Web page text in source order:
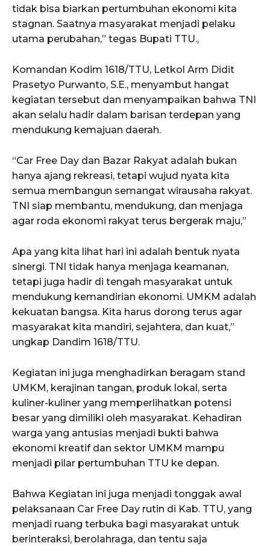
tidak bisa biarkan pertumbuhan ekonomi kita
stagnan. Saatnya masyarakat menjadi pelaku
utama perubahan,” tegas Bupati TTU.,
Komandan Kodim 1618/TTU, Letkol Arm Didit
Prasetyo Purwanto, S.E., menyambut hangat
kegiatan tersebut dan menyampaikan bahwa TNI
akan selalu hadir dalam barisan terdepan yang
mendukung kemajuan daerah.
“Car Free Day dan Bazar Rakyat adalah bukan
hanya ajang rekreasi, tetapi wujud nyata kita
semua membangun semangat wirausaha rakyat.
TNI siap membantu, mendukung, dan menjaga
agar roda ekonomi rakyat terus bergerak maju,”
Apa yang kita lihat hari ini adalah bentuk nyata
sinergi. TNI tidak hanya menjaga keamanan,
tetapi juga hadir di tengah masyarakat untuk
mendukung kemandirian ekonomi. UMKM adalah
kekuatan bangsa. Kita harus dorong terus agar
masyarakat kita mandiri, sejahtera, dan kuat,”
ungkap Dandim 1618/TTU.
Kegiatan ini juga menghadirkan beragam stand
UMKM, kerajinan tangan, produk lokal, serta
kuliner-kuliner yang memperlihatkan potensi
besar yang dimiliki oleh masyarakat. Kehadiran
warga yang antusias menjadi bukti bahwa
ekonomi kreatif dan sektor UMKM mampu
menjadi pilar pertumbuhan TTU ke depan.
Bahwa Kegiatan ini juga menjadi tonggak awal
pelaksanaan Car Free Day rutin di Kab. TTU, yang
menjadi ruang terbuka bagi masyarakat untuk
berinteraksi, berolahraga, dan tentu saja